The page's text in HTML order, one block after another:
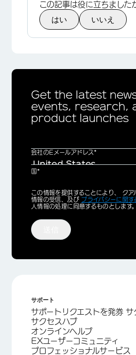
この記事は役に立ちました
はい いいえ
Get the latest
events, research,
product launches
会社のEメールアドレス*
国*
Privacy
Optin
この情報を提供することにより、 クア
情報の受信、及び プライバシーに関す
人情報の処理に同意するものとします。
サポート
サポートリクエストを発券 サ
サクセスハブ
オンラインヘルプ
EXユーザーコミュニティ
プロフェッショナルサービス